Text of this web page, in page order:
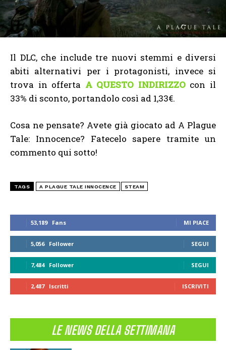
53,189 Fans MI PIACE
5,056 Follower SEGUI
7,484 Follower SEGUI
2,487 Iscritti ISCRIVITI
LE NEWS DELLA SETTIMANA
Il DLC, che include tre nuovi stemmi e diversi
abiti alternativi per i protagonisti, invece si
trova in offerta A QUESTO INDIRIZZOcon il
33% di sconto, portandolo così ad 1,33€.
Cosa ne pensate? Avete già giocato ad A Plague
Tale: Innocence? Fatecelo sapere tramite un
commento qui sotto!
TAGS A PLAGUE TALE INNOCENCE STEAM